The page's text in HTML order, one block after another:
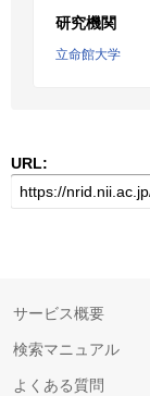
研究機関
立命館大学
URL:
サービス概要
検索マニュアル
よくある質問